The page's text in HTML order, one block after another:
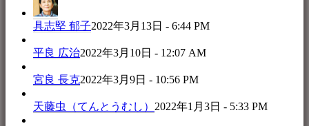
具志堅 郁子2022年3月13日 - 6:44 PM
平良 広治2022年3月10日 - 12:07 AM
宮良 長克2022年3月9日 - 10:56 PM
天藤虫（てんとうむし） 2022年1月3日 - 5:33 PM